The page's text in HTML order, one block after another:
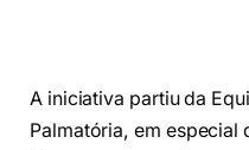
A iniciativa partiu da
Palmatória, em especial